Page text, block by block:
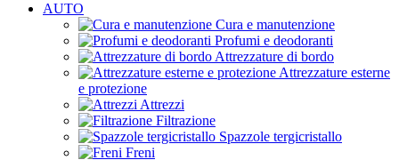
AUTO
Cura e manutenzione
Profumi e deodoranti
Attrezzature di bordo
Attrezzature esterne
e protezione
Attrezzi
Filtrazione
Spazzole tergicristallo
Freni